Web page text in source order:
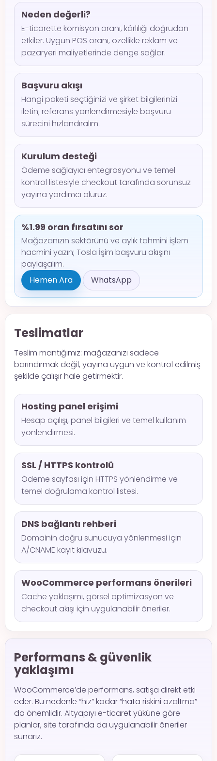
Neden değerli?
E-ticarette komisyon oranı, kârlılığı doğrudan
etkiler. Uygun POS oranı, özellikle reklam ve
pazaryeri maliyetlerinde denge sağlar.
Başvuru akışı
Hangi paketi seçtiğinizi ve şirket bilgilerinizi
iletin; referans yönlendirmesiyle başvuru
sürecini hızlandıralım.
Kurulum desteği
Ödeme sağlayıcı entegrasyonu ve temel
kontrol listesiyle checkout tarafında sorunsuz
yayına yardımcı oluruz.
%1.99 oran fırsatını sor
Mağazanızın sektörünü ve aylık tahmini işlem
hacmini yazın; Tosla İşim başvuru akışını
paylaşalım.
Hemen Ara
WhatsApp
Teslimatlar
Teslim mantığımız: mağazanızı sadece
barındırmak değil, yayına uygun ve kontrol edilmiş
şekilde çalışır hale getirmektir.
Hosting panel erişimi
Hesap açılışı, panel bilgileri ve temel kullanım
yönlendirmesi.
SSL / HTTPS kontrolü
Ödeme sayfası için HTTPS yönlendirme ve
temel doğrulama kontrol listesi.
DNS bağlantı rehberi
Domainin doğru sunucuya yönlenmesi için
A/CNAME kayıt kılavuzu.
WooCommerce performans önerileri
Cache yaklaşımı, görsel optimizasyon ve
checkout akışı için uygulanabilir öneriler.
Performans & güvenlik
yaklaşımı
WooCommerce’de performans, satışa direkt etki
eder. Bu nedenle “hız” kadar “hata riskini azaltma”
da önemlidir. Altyapıyı e-ticaret yüküne göre
planlar, site tarafında da uygulanabilir öneriler
sunarız.